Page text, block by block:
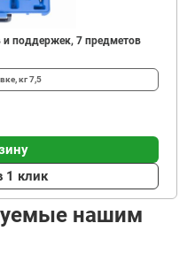
и поддержек, 7 предметов
кг7,5
1 клик
нашим